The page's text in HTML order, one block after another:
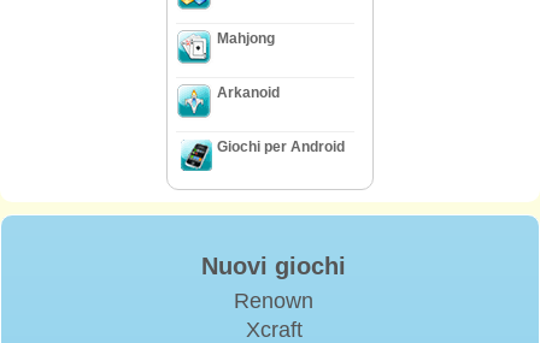
Mahjong
Arkanoid
Giochi per Android
Nuovi giochi
Renown
Xcraft